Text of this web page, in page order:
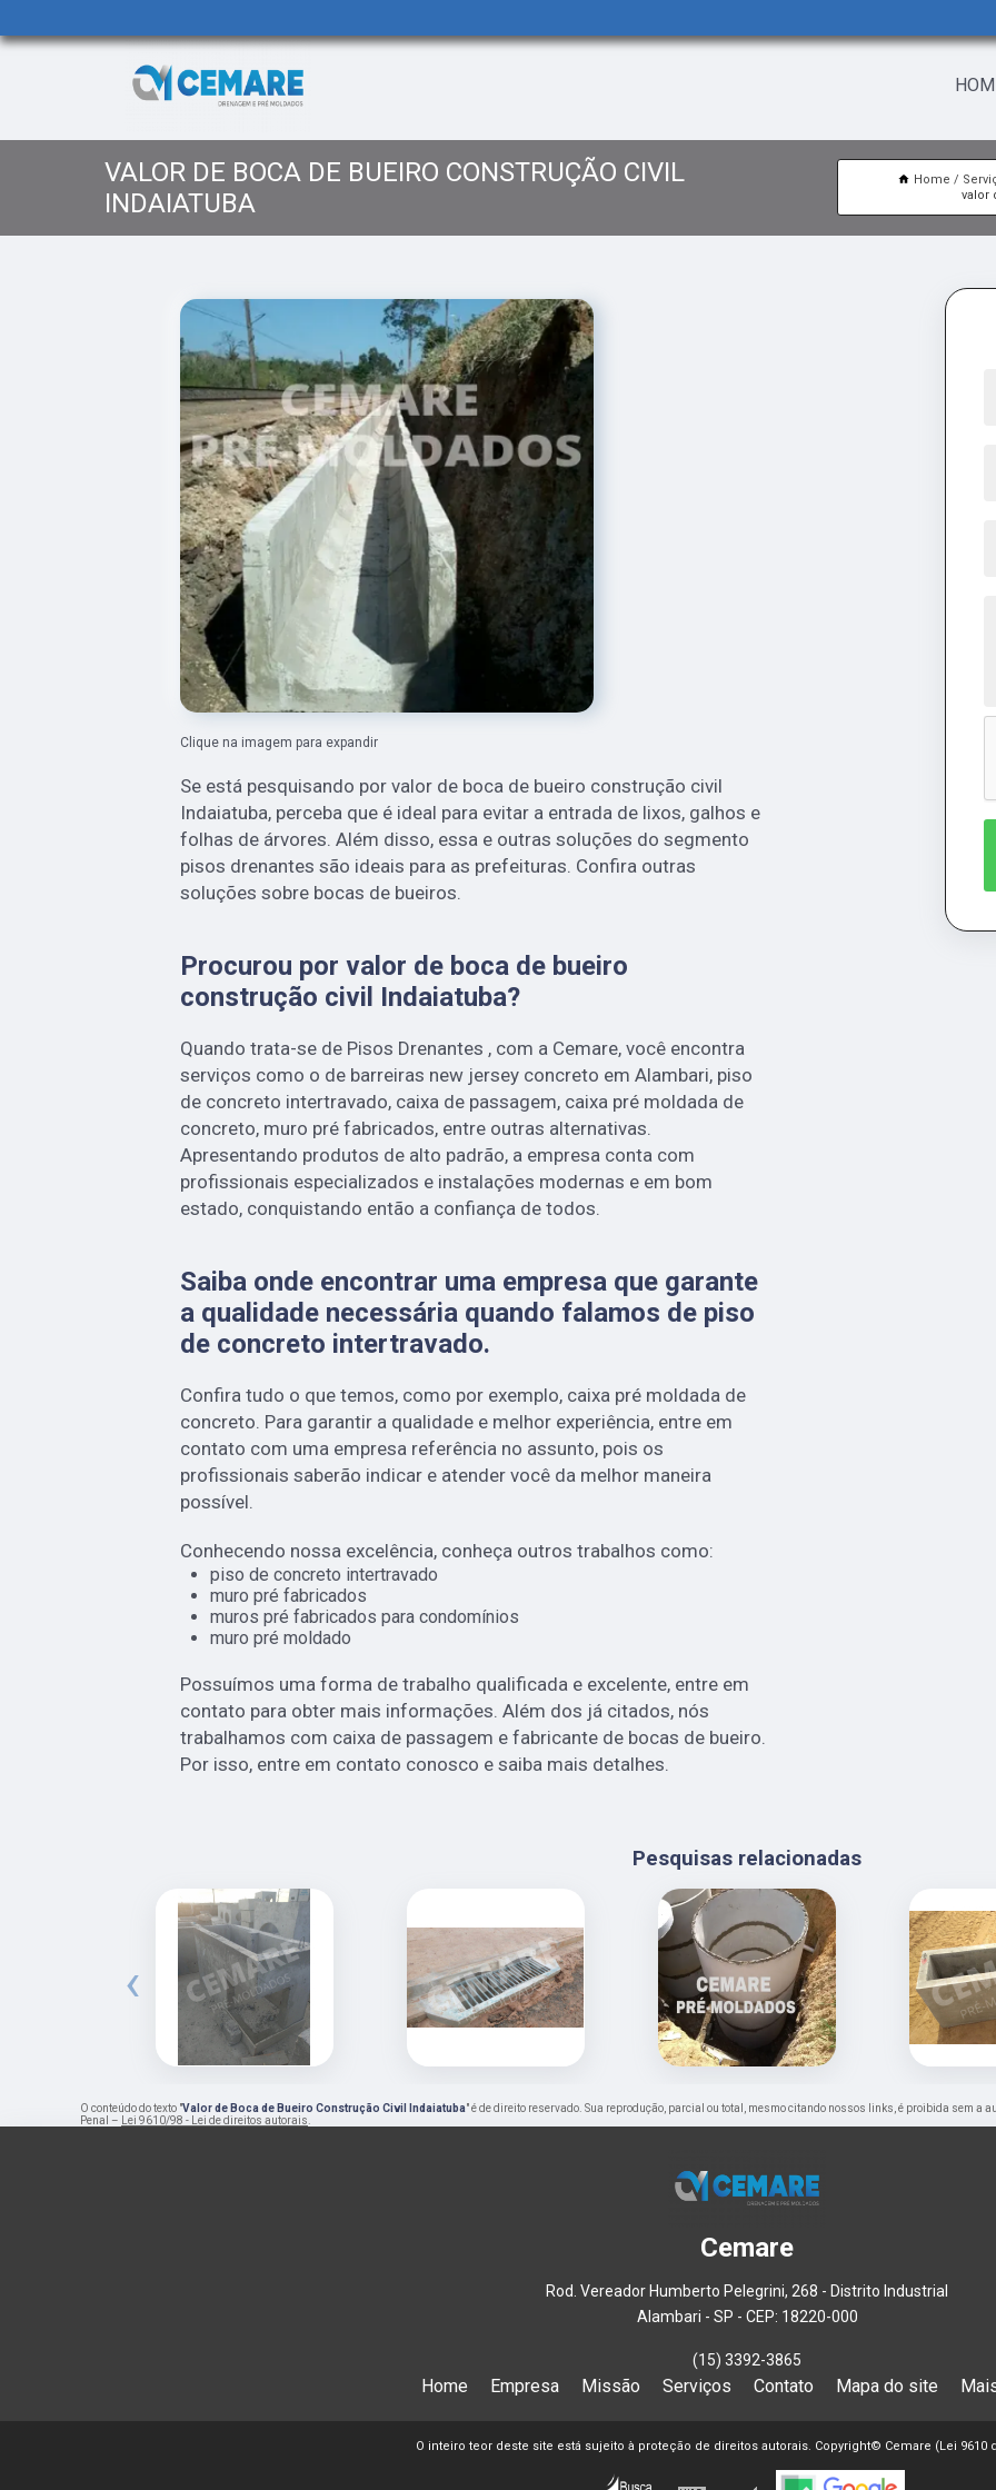
VALOR DE BOCA DE BUEIRO CONSTRUÇÃO CIVIL
INDAIATUBA
Home
valor
Clique na imagem para expandir
Se está pesquisando por valor de boca de bueiro construção civil
Indaiatuba, perceba que é ideal para evitar a entrada de lixos, galhos e
folhas de árvores. Além disso, essa e outras soluções do segmento
pisos drenantes são ideais para as prefeituras. Confira outras
soluções sobre bocas de bueiros.
Procurou por valor de boca de bueiro
construção civil Indaiatuba?
Quando trata-se de Pisos Drenantes , com a Cemare, você encontra
serviços como o de barreiras new jersey concreto em Alambari, piso
de concreto intertravado, caixa de passagem, caixa pré moldada de
concreto, muro pré fabricados, entre outras alternativas.
Apresentando produtos de alto padrão, a empresa conta com
profissionais especializados e instalações modernas e em bom
estado, conquistando então a confiança de todos.
Saiba onde encontrar uma empresa que garante
a qualidade necessária quando falamos de piso
de concreto intertravado.
Confira tudo o que temos, como por exemplo, caixa pré moldada de
concreto. Para garantir a qualidade e melhor experiência, entre em
contato com uma empresa referência no assunto, pois os
profissionais saberão indicar e atender você da melhor maneira
possível.
Conhecendo nossa excelência, conheça outros trabalhos como:
piso de concreto intertravado
muro pré fabricados
muros pré fabricados para condomínios
muro pré moldado
Possuímos uma forma de trabalho qualificada e excelente, entre em
contato para obter mais informações. Além dos já citados, nós
trabalhamos com caixa de passagem e fabricante de bocas de bueiro.
Por isso, entre em contato conosco e saiba mais detalhes.
Pesquisas relacionadas
‹
O conteúdo do texto "Valor de Boca de Bueiro Construção Civil Indaiatuba" é de direito reservado. Sua reprodução, parcial ou total, mesmo citando nossos links, é proibida sem a
Penal –
Lei 9610/98 - Lei de direitos autorais
Cemare
Rod. Vereador Humberto Pelegrini, 268 - Distrito Industrial
Alambari - SP - CEP: 18220-000
(15) 3392-3865
Home Empresa Missão Serviços Contato Mapa do site
O inteiro teor deste site está sujeito à proteção de direitos autorais. Copyright© Cemare (Lei 9610